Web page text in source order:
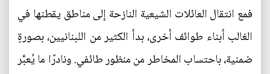
فمع انتقال العائلات الشيعية النازحة إلى مناطق يقطنها في
الغالب أبناء طوائف أخرى، بدأ الكثير من اللبنانيين، بصورةٍ
ضمنية، باحتساب المخاطر من منظور طائفي. ونادرًا ما يُعبَّر